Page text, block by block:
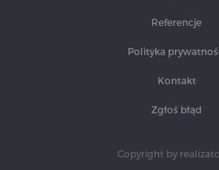
Referencje
Polityka
Kontakt
Zgłoś błąd
Copyright by